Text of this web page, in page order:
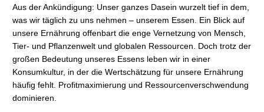
Aus der Ankündigung: Unser ganzes Dasein wurzelt tief in dem,
was wir täglich zu uns nehmen – unserem Essen. Ein Blick auf
unsere Ernährung offenbart die enge Vernetzung von Mensch,
Tier- und Pflanzenwelt und globalen Ressourcen. Doch trotz der
großen Bedeutung unseres Essens leben wir in einer
Konsumkultur, in der die Wertschätzung für unsere Ernährung
häufig fehlt. Profitmaximierung und Ressourcenverschwendung
dominieren.